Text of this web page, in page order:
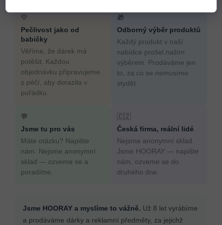
💛
Pečlivost jako od
babičky
Věříme, že dárek má
potěšit. Každou
objednávku připravujeme
s péčí, aby dorazila v
pořádku.
🎁
Odborný výběr produktů
Každý produkt v naší
nabídce prošel naším
výběrem. Prodáváme jen
to, za co se nemusíme
stydět.
💬
Jsme tu pro vás
Máte otázku? Napište
nám. Nejsme anonymní
sklad — ozveme se a
poradíme.
🇨🇿
Česká firma, reální lidé
Nejsme anonymní sklad.
Jsme HOORAY — napište
nám, ozveme se do
druhého dne.
Jsme HOORAY a myslíme to vážně. Už 8 let vyrábíme
a prodáváme dárky a reklamní předměty, za jejichž